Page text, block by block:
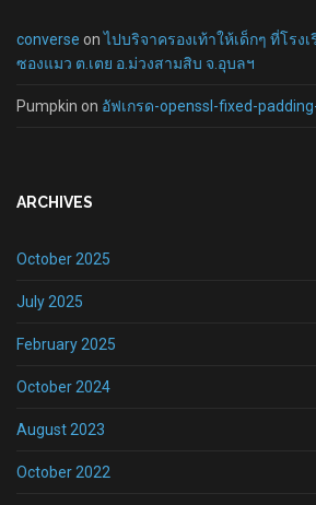
converse onไปบริจาครองเท้าให้เด็กๆ ที่โรง
ซองแมว ต.เตย อ.ม่วงสามสิบ จ.อุบลฯ
Pumpkin on อัฟเกรด-openssl-fixed-
ARCHIVES
October 2025
July 2025
February 2025
October 2024
August 2023
October 2022